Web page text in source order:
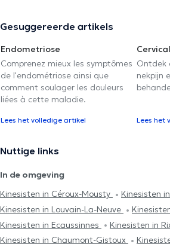
Gesuggereerde artikels
Endometriose
Comprenez mieux les symptômes
de l'endométriose ainsi que
comment soulager les douleurs
liées à cette maladie.
Lees het volledige artikel
Ontdek
nekpijn
Lees het
Nuttige links
In de omgeving
Kinesisten in Céroux-Mousty
Kinesisten
Kinesisten in Louvain-La-Neuve
Kinesisten in Ecaussinnes
Kinesisten in
Kinesisten in Chaumont-Gistoux